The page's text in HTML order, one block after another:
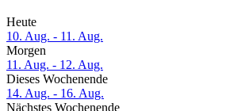
Heute
10. Aug. - 11. Aug.
Morgen
11. Aug. - 12. Aug.
Dieses Wochenende
14. Aug. - 16. Aug.
Nächstes Wochenende